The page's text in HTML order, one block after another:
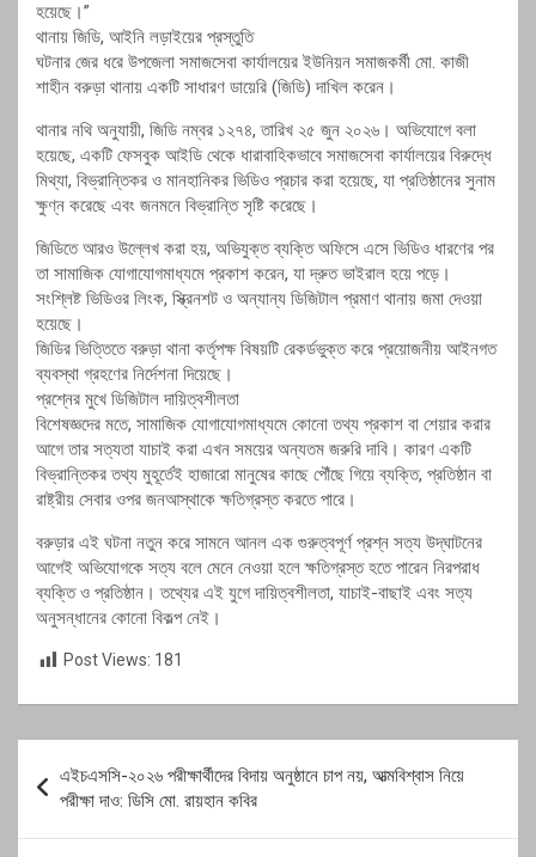
হয়েছে।”
থানায় জিডি, আইনি লড়াইয়ের প্রস্তুতি
ঘটনার জের ধরে উপজেলা সমাজসেবা কার্যালয়ের ইউনিয়ন সমাজকর্মী মো. কাজী
শাহীন বরুড়া থানায় একটি সাধারণ ডায়েরি (জিডি) দাখিল করেন।
থানার নথি অনুযায়ী, জিডি নম্বর ১২৭৪, তারিখ ২৫ জুন ২০২৬। অভিযোগে বলা
হয়েছে, একটি ফেসবুক আইডি থেকে ধারাবাহিকভাবে সমাজসেবা কার্যালয়ের বিরুদ্ধে
মিথ্যা, বিভ্রান্তিকর ও মানহানিকর ভিডিও প্রচার করা হয়েছে, যা প্রতিষ্ঠানের সুনাম
ক্ষুণ্ন করেছে এবং জনমনে বিভ্রান্তি সৃষ্টি করেছে।
জিডিতে আরও উল্লেখ করা হয়, অভিযুক্ত ব্যক্তি অফিসে এসে ভিডিও ধারণের পর
তা সামাজিক যোগাযোগমাধ্যমে প্রকাশ করেন, যা দ্রুত ভাইরাল হয়ে পড়ে।
সংশ্লিষ্ট ভিডিওর লিংক, স্ক্রিনশট ও অন্যান্য ডিজিটাল প্রমাণ থানায় জমা দেওয়া
হয়েছে।
জিডির ভিত্তিতে বরুড়া থানা কর্তৃপক্ষ বিষয়টি রেকর্ডভুক্ত করে প্রয়োজনীয় আইনগত
ব্যবস্থা গ্রহণের নির্দেশনা দিয়েছে।
প্রশ্নের মুখে ডিজিটাল দায়িত্বশীলতা
বিশেষজ্ঞদের মতে, সামাজিক যোগাযোগমাধ্যমে কোনো তথ্য প্রকাশ বা শেয়ার করার
আগে তার সত্যতা যাচাই করা এখন সময়ের অন্যতম জরুরি দাবি। কারণ একটি
বিভ্রান্তিকর তথ্য মুহূর্তেই হাজারো মানুষের কাছে পৌঁছে গিয়ে ব্যক্তি, প্রতিষ্ঠান বা
রাষ্ট্রীয় সেবার ওপর জনআস্থাকে ক্ষতিগ্রস্ত করতে পারে।
বরুড়ার এই ঘটনা নতুন করে সামনে আনল এক গুরুত্বপূর্ণ প্রশ্ন সত্য উদ্‌ঘাটনের
আগেই অভিযোগকে সত্য বলে মেনে নেওয়া হলে ক্ষতিগ্রস্ত হতে পারেন নিরপরাধ
ব্যক্তি ও প্রতিষ্ঠান। তথ্যের এই যুগে দায়িত্বশীলতা, যাচাই-বাছাই এবং সত্য
অনুসন্ধানের কোনো বিকল্প নেই।
Post Views: 181
navigation
এইচএসসি-২০২৬ পরীক্ষার্থীদের বিদায় অনুষ্ঠানে চাপ নয়, আত্মবিশ্বাস নিয়ে
পরীক্ষা দাও: ডিসি মো. রায়হান কবির